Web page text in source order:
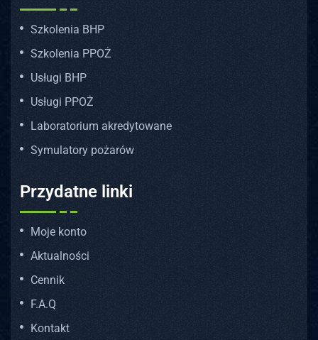
Szkolenia BHP
Szkolenia PPOŻ
Usługi BHP
Usługi PPOŻ
Laboratorium akredytowane
Symulatory pożarów
Przydatne linki
Moje konto
Aktualności
Cennik
F.A.Q
Kontakt